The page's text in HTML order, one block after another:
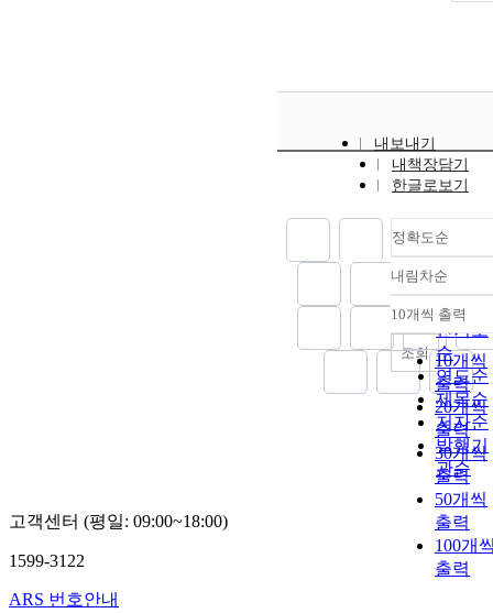
내보내기
내책장담기
한글로보기
정확도순
정확도
순
인기도
순
연도순
제목순
저자순
발행기
관순
내림차순
내림차
10개씩 출력
10개씩
출력
20개씩
출력
30개씩
출력
50개씩
출력
100개
출력
조회
고객센터 (평일: 09:00~18:00)
1599-3122
ARS 번호안내